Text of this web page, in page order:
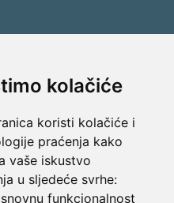
kolačiće
koristi kolačiće i
praćenja kako
vaše iskustvo
u sljedeće svrhe:
funkcionalnost